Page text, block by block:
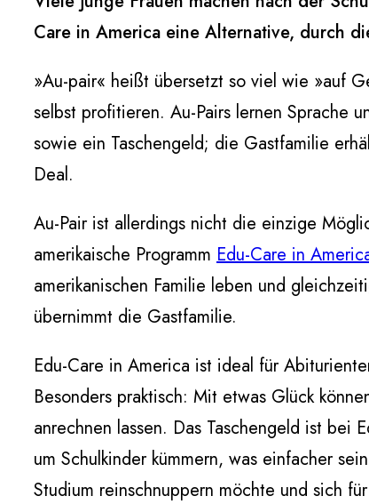
Care in America eine Alternative, durch
»Au-pair« heißt übersetzt so viel wie »auf
selbst profitieren. Au-Pairs lernen Sprache
sowie ein Taschengeld; die Gastfamilie
Deal.
Au-Pair ist allerdings nicht die einzige
amerikaische Programm Edu-Care in
amerikanischen Familie leben und
übernimmt die Gastfamilie.
Edu-Care in America ist ideal für
Besonders praktisch: Mit etwas Glück
anrechnen lassen. Das Taschengeld ist bei
um Schulkinder kümmern, was einfacher
Studium reinschnuppern möchte und sich